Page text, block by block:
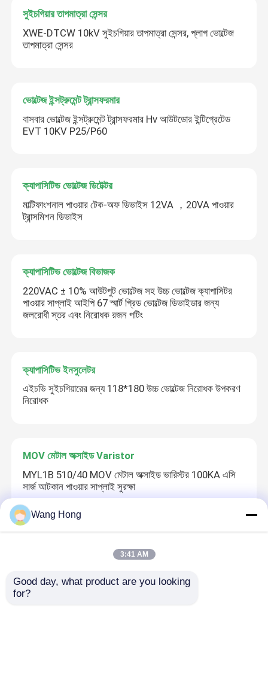
সুইচগিয়ার তাপমাত্রা সেন্সর
XWE-DTCW 10kV সুইচগিয়ার তাপমাত্রা সেন্সর, প্লাগ ভোল্টেজ
তাপমাত্রা সেন্সর
ভোল্টেজ ইন্সট্রুমেন্ট ট্রান্সফরমার
বাসবার ভোল্টেজ ইন্সট্রুমেন্ট ট্রান্সফরমার Hv আউটডোর ইন্টিগ্রেটেড
EVT 10KV P25/P60
ক্যাপাসিটিভ ভোল্টেজ ডিটেক্টর
মাল্টিফাংশনাল পাওয়ার টেক-অফ ডিভাইস 12VA ，20VA পাওয়ার
ট্রান্সমিশন ডিভাইস
ক্যাপাসিটিভ ভোল্টেজ বিভাজক
220VAC ± 10% আউটপুট ভোল্টেজ সহ উচ্চ ভোল্টেজ ক্যাপাসিটর
পাওয়ার সাপ্লাই আইপি 67 স্মার্ট গ্রিড ভোল্টেজ ডিভাইডার জন্য
জলরোধী স্তর এবং নিরোধক রজন পটিং
ক্যাপাসিটিভ ইনসুলেটর
এইচভি সুইচগিয়ারের জন্য 118*180 উচ্চ ভোল্টেজ নিরোধক উপকরণ
নিরোধক
MOV মেটাল অক্সাইড Varistor
MYL1B 510/40 MOV মেটাল অক্সাইড ভারিস্টর 100KA এসি
সার্জ আটকান পাওয়ার সাপ্লাই সুরক্ষা
5D-7 পাওয়ার টাইপ এনটিসি থার্মিস্টার সাপ্রেস ইলেকট্রনিক সার্কিট
Wang Hong
3:41 AM
Good day, what product are you looking
for?